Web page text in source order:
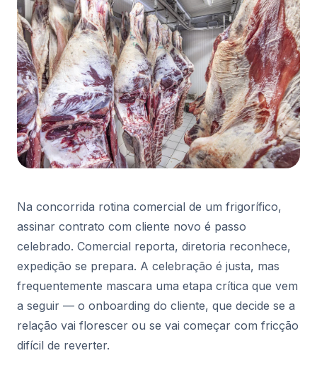
Na concorrida rotina comercial de um frigorífico,
assinar contrato com cliente novo é passo
celebrado. Comercial reporta, diretoria reconhece,
expedição se prepara. A celebração é justa, mas
frequentemente mascara uma etapa crítica que vem
a seguir — o onboarding do cliente, que decide se a
relação vai florescer ou se vai começar com fricção
difícil de reverter.